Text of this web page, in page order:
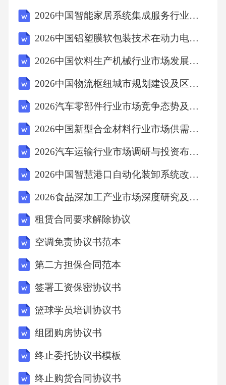
不成的，任何一方均有权向有管辖权的人民法
（或盖章）之日起生效，一式三份，甲方、乙
方各执一份，报[
2026中国智能家居系统集成服务行业市场供需分析及投资评估规划分析研究报告
2026中国铝塑膜软包装技术在动力电池领域渗透分析
2026中国饮料生产机械行业市场发展需求分析及投资评估规划分析研究报告
2026中国物流枢纽城市规划建设及区域经济带动效应研究报告
2026汽车零部件行业市场竞争态势及投资前景规划分析研究报告
2026中国新型合金材料行业市场供需现状调研及投资建设项目规划分析研究报告
2026汽车运输行业市场调研与投资布局报告
2026中国智慧港口自动化装卸系统改造案例研究
2026食品深加工产业市场深度研究及冷链物流体系完善与企业品牌国际化策略分析
租赁合同要求解除协议
空调免责协议书范本
第二方担保合同范本
签署工资保密协议书
篮球学员培训协议书
组团购房协议书
终止委托协议书模板
终止购货合同协议书